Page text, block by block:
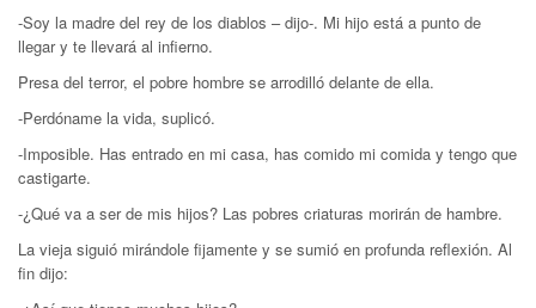
-Soy la madre del rey de los diablos – dijo-. Mi hijo está a punto de
llegar y te llevará al infierno.
Presa del terror, el pobre hombre se arrodilló delante de ella.
-Perdóname la vida, suplicó.
-Imposible. Has entrado en mi casa, has comido mi comida y tengo que
castigarte.
-¿Qué va a ser de mis hijos? Las pobres criaturas morirán de hambre.
La vieja siguió mirándole fijamente y se sumió en profunda reflexión. Al
fin dijo: